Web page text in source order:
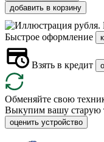
добавить в корзину
Быстрое оформление
Взять в кредит
Обменяйте свою
Выкупим вашу старую
оценить устройство